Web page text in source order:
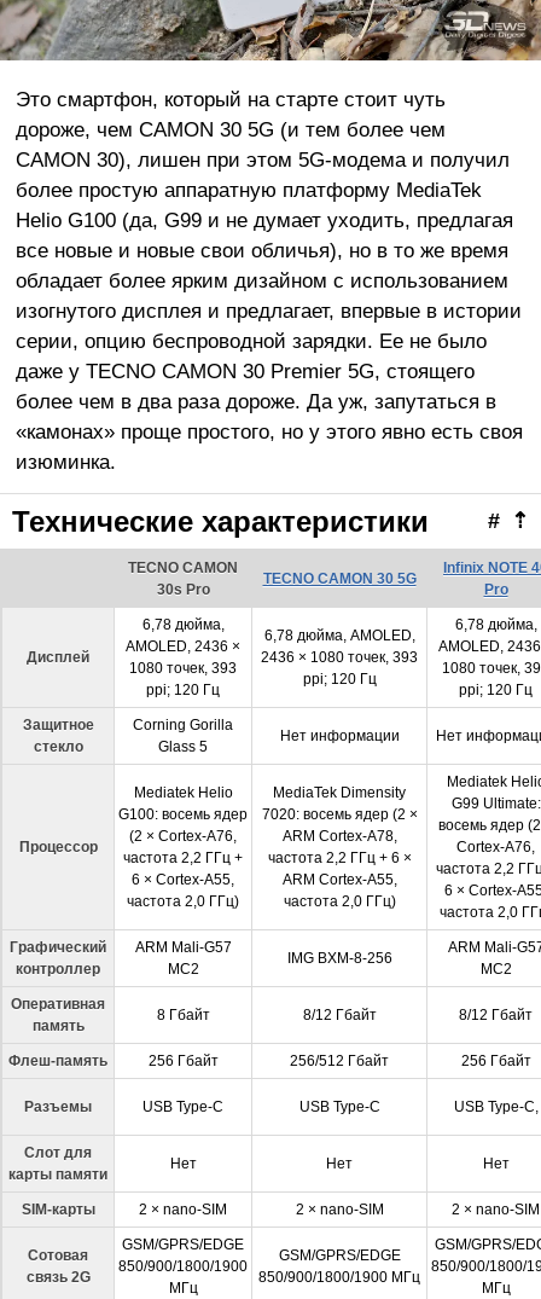
Это смартфон, который на старте стоит чуть
дороже, чем CAMON 30 5G (и тем более чем
CAMON 30), лишен при этом 5G-модема и получил
более простую аппаратную платформу MediaTek
Helio G100 (да, G99 и не думает уходить, предлагая
все новые и новые свои обличья), но в то же время
обладает более ярким дизайном с использованием
изогнутого дисплея и предлагает, впервые в истории
серии, опцию беспроводной зарядки. Ее не было
даже у TECNO CAMON 30 Premier 5G, стоящего
более чем в два раза дороже. Да уж, запутаться в
«камонах» проще простого, но у этого явно есть своя
изюминка.
⇡
#
Технические характеристики
TECNO CAMON
30s Pro
TECNO CAMON 30 5G
Infinix NOTE
Pro
Дисплей
6,78 дюйма,
AMOLED, 2436 ×
1080 точек, 393
ppi; 120 Гц
6,78 дюйма, AMOLED,
2436 × 1080 точек, 393
ppi; 120 Гц
6,78 дюйма,
AMOLED,
1080 точек,
ppi; 120 Гц
Защитное
стекло
Corning Gorilla
Glass 5
Нет информации Нет
Процессор
Mediatek Helio
G100: восемь ядер
(2 × Cortex-A76,
частота 2,2 ГГц +
6 × Cortex-A55,
частота 2,0 ГГц)
MediaTek Dimensity
7020: восемь ядер (2 ×
ARM Cortex-A78,
частота 2,2 ГГц + 6 ×
ARM Cortex-A55,
частота 2,0 ГГц)
Mediatek
G99 Ultimate:
восемь ядер
Cortex-A76,
частота 2,2
6 × Cortex-
частота 2,0
Графический
контроллер
ARM Mali-G57
MC2
IMG BXM-8-256
ARM Mali-
MC2
Оперативная
память
8 Гбайт 8/12 Гбайт 8/12 Гбайт
Флеш-память 256 Гбайт 256/512 Гбайт 256 Гбайт
Разъемы USB Type-C USB Type-C USB Type-C,
Слот для
карты памяти
Нет Нет Нет
SIM-карты 2 × nano-SIM 2 × nano-SIM 2 × nano-SIM
Сотовая
связь 2G
GSM/GPRS/EDGE
850/900/1800/1900
МГц
GSM/GPRS/EDGE
850/900/1800/1900 МГц
GSM/GPRS/
850/900/1800/
МГц